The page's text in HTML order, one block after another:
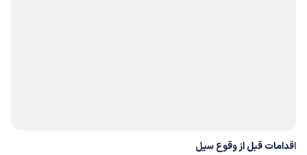
اقدامات قبل از وقوع سیل